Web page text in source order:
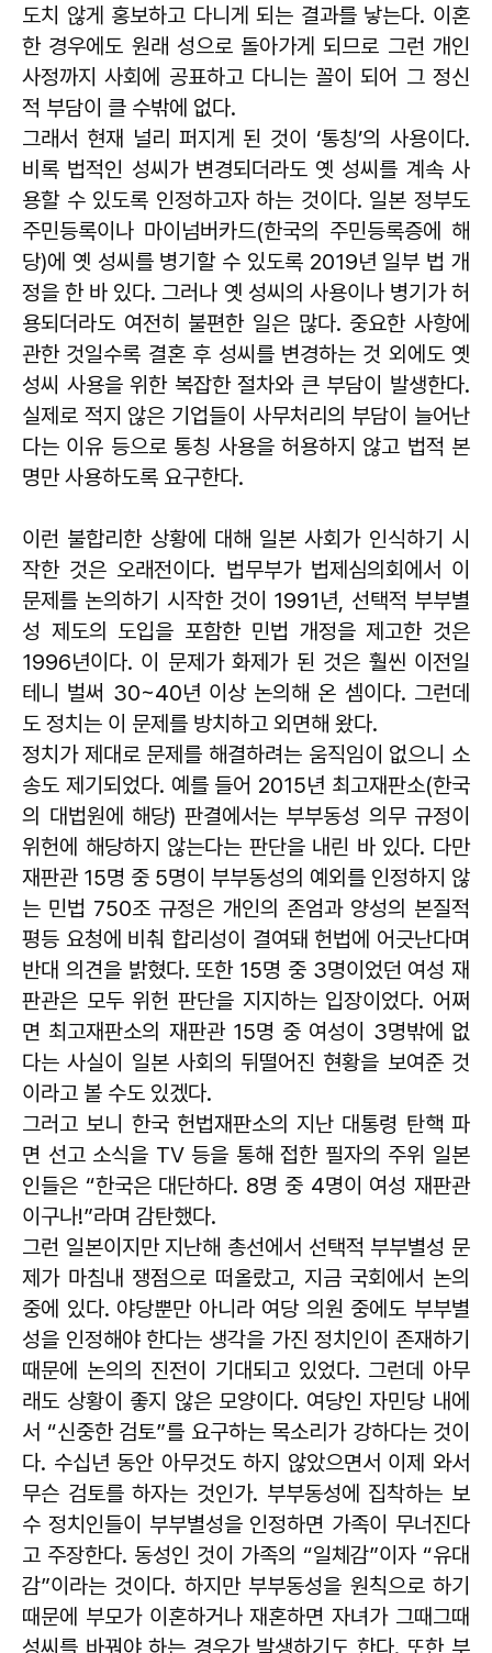
도치 않게 홍보하고 다니게 되는 결과를 낳는다. 이혼
한 경우에도 원래 성으로 돌아가게 되므로 그런 개인
사정까지 사회에 공표하고 다니는 꼴이 되어 그 정신
적 부담이 클 수밖에 없다.
그래서 현재 널리 퍼지게 된 것이 ‘통칭’의 사용이다.
비록 법적인 성씨가 변경되더라도 옛 성씨를 계속 사
용할 수 있도록 인정하고자 하는 것이다. 일본 정부도
주민등록이나 마이넘버카드(한국의 주민등록증에 해
당)에 옛 성씨를 병기할 수 있도록 2019년 일부 법 개
정을 한 바 있다. 그러나 옛 성씨의 사용이나 병기가 허
용되더라도 여전히 불편한 일은 많다. 중요한 사항에
관한 것일수록 결혼 후 성씨를 변경하는 것 외에도 옛
성씨 사용을 위한 복잡한 절차와 큰 부담이 발생한다.
실제로 적지 않은 기업들이 사무처리의 부담이 늘어난
다는 이유 등으로 통칭 사용을 허용하지 않고 법적 본
명만 사용하도록 요구한다.
이런 불합리한 상황에 대해 일본 사회가 인식하기 시
작한 것은 오래전이다. 법무부가 법제심의회에서 이
문제를 논의하기 시작한 것이 1991년, 선택적 부부별
성 제도의 도입을 포함한 민법 개정을 제고한 것은
1996년이다. 이 문제가 화제가 된 것은 훨씬 이전일
테니 벌써 30~40년 이상 논의해 온 셈이다. 그런데
도 정치는 이 문제를 방치하고 외면해 왔다.
정치가 제대로 문제를 해결하려는 움직임이 없으니 소
송도 제기되었다. 예를 들어 2015년 최고재판소(한국
의 대법원에 해당) 판결에서는 부부동성 의무 규정이
위헌에 해당하지 않는다는 판단을 내린 바 있다. 다만
재판관 15명 중 5명이 부부동성의 예외를 인정하지 않
는 민법 750조 규정은 개인의 존엄과 양성의 본질적
평등 요청에 비춰 합리성이 결여돼 헌법에 어긋난다며
반대 의견을 밝혔다. 또한 15명 중 3명이었던 여성 재
판관은 모두 위헌 판단을 지지하는 입장이었다. 어쩌
면 최고재판소의 재판관 15명 중 여성이 3명밖에 없
다는 사실이 일본 사회의 뒤떨어진 현황을 보여준 것
이라고 볼 수도 있겠다.
그러고 보니 한국 헌법재판소의 지난 대통령 탄핵 파
면 선고 소식을 TV 등을 통해 접한 필자의 주위 일본
인들은 “한국은 대단하다. 8명 중 4명이 여성 재판관
이구나!”라며 감탄했다.
그런 일본이지만 지난해 총선에서 선택적 부부별성 문
제가 마침내 쟁점으로 떠올랐고, 지금 국회에서 논의
중에 있다. 야당뿐만 아니라 여당 의원 중에도 부부별
성을 인정해야 한다는 생각을 가진 정치인이 존재하기
때문에 논의의 진전이 기대되고 있었다. 그런데 아무
래도 상황이 좋지 않은 모양이다. 여당인 자민당 내에
서 “신중한 검토”를 요구하는 목소리가 강하다는 것이
다. 수십년 동안 아무것도 하지 않았으면서 이제 와서
무슨 검토를 하자는 것인가. 부부동성에 집착하는 보
수 정치인들이 부부별성을 인정하면 가족이 무너진다
고 주장한다. 동성인 것이 가족의 “일체감”이자 “유대
감”이라는 것이다. 하지만 부부동성을 원칙으로 하기
때문에 부모가 이혼하거나 재혼하면 자녀가 그때그때